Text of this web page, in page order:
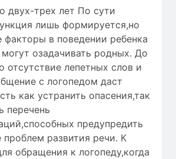
двух-трех лет По сути
лишь формируется,но
факторы в поведении ребенка
озадачивать родных. До
отсутствие лепетных слов и
с логопедом даст
как устранить опасения,так
перечень
предупредить
проблем развития речи. К
обращения к логопеду,когда